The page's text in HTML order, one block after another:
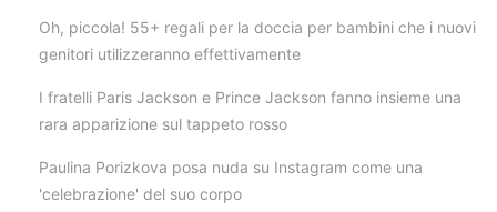
Oh, piccola! 55+ regali per la doccia per bambini che i nuovi
genitori utilizzeranno effettivamente
I fratelli Paris Jackson e Prince Jackson fanno insieme una
rara apparizione sul tappeto rosso
Paulina Porizkova posa nuda su Instagram come una
'celebrazione' del suo corpo